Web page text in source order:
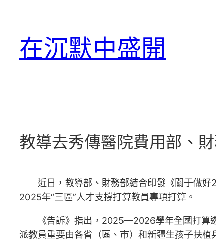
在沉默中盛開
教導去秀傳醫院費用部、
近日，教導部、財務部結合印發《關于做
2025年“三區”人才支撐打算教員專項打算。
《告訴》指出，2025—2026學年全國打算
派教員重要由各省（區、市）和新疆生孩子扶